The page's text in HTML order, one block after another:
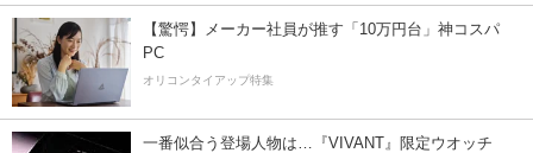
【驚愕】メーカー社員が推す「10万円台」神コスパ
PC
オリコンタイアップ特集
一番似合う登場人物は…『VIVANT』限定ウオッチ